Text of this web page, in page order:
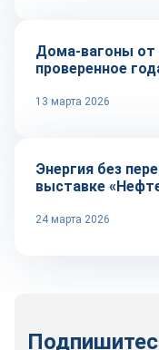
Дома-вагоны от
проверенное
13 марта 2026
Репортаж
Энергия без
выставке
24 марта 2026